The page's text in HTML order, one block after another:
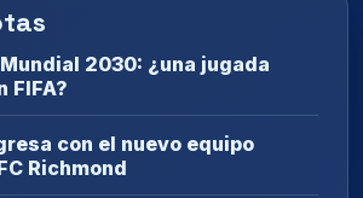
2030: ¿una jugada
FIFA?
con el nuevo equipo
Richmond